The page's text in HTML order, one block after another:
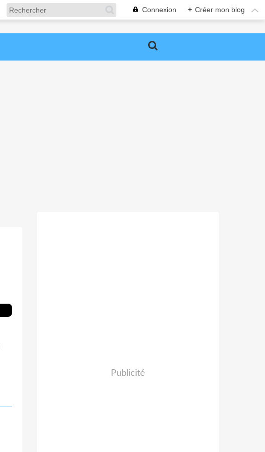
Connexion + Créer mon blog
Publicité